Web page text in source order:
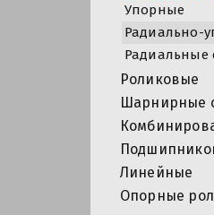
Упорные
Радиально-
Радиальные
Роликовые
Шарнирные
Линейные
Опорные